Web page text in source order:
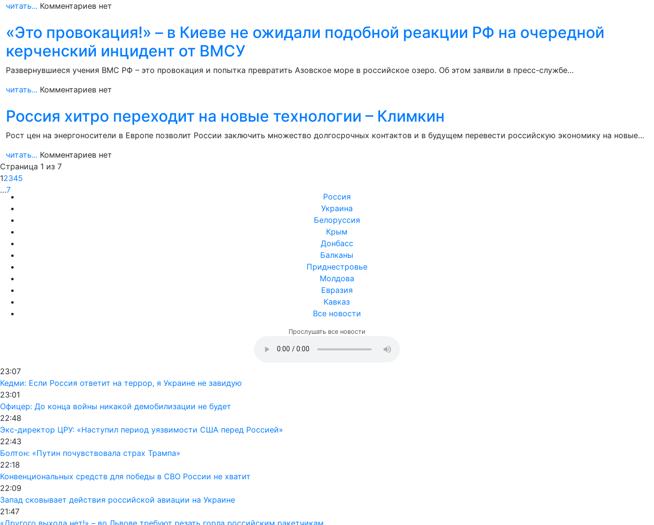
читать... Комментариев нет
«Это провокация!» – в Киеве не ожидали подобной реакции РФ на очередной
керченский инцидент от ВМСУ
Развернувшиеся учения ВМС РФ – это провокация и попытка превратить Азовское море в российское озеро. Об этом заявили в пресс-службе…
читать... Комментариев нет
Россия хитро переходит на новые технологии – Климкин
Рост цен на энергоносители в Европе позволит России заключить множество долгосрочных контактов и в будущем перевести российскую экономику на новые…
читать... Комментариев нет
Страница 1 из 7
12345
…7
Россия
Украина
Белоруссия
Крым
Донбасс
Балканы
Приднестровье
Молдова
Евразия
Кавказ
Все новости
Прослушать все новости
23:07
Кедми: Если Россия ответит на террор, я Украине не завидую
23:01
Офицер: До конца войны никакой демобилизации не будет
22:48
Экс-директор ЦРУ: «Наступил период уязвимости США перед Россией»
22:43
Болтон: «Путин почувствовала страх Трампа»
22:18
Конвенциональных средств для победы в СВО России не хватит
22:09
Запад сковывает действия российской авиации на Украине
21:47
«Другого выхода нет!» – во Львове требуют резать горла российским ракетчикам